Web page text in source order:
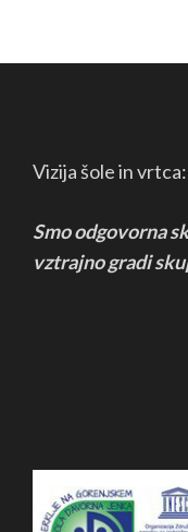
Vizija šole in vrtca:
Smo odgovorna
vztrajnogradi